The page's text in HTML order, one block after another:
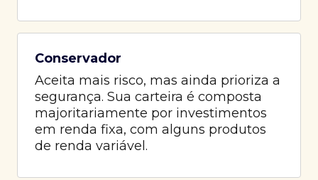
Conservador
Aceita mais risco, mas ainda prioriza a
segurança. Sua carteira é composta
majoritariamente por investimentos
em renda fixa, com alguns produtos
de renda variável.